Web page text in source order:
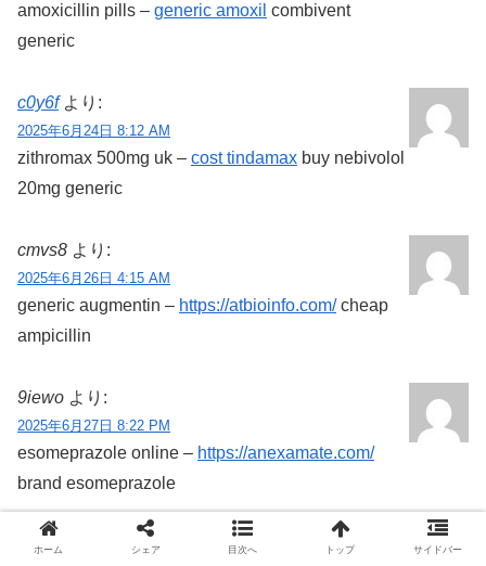
amoxicillin pills – generic amoxil combivent
generic
c0y6f より:
2025年6月24日 8:12 AM
zithromax 500mg uk – cost tindamax buy nebivolol
20mg generic
cmvs8 より:
2025年6月26日 4:15 AM
generic augmentin – https://atbioinfo.com/cheap
ampicillin
9iewo より:
2025年6月27日 8:22 PM
esomeprazole online – https://anexamate.com/
brand esomeprazole
jj3jb より:
ホーム シェア 目次へ トップ サイドバー